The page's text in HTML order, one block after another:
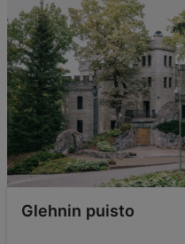
Glehnin puisto